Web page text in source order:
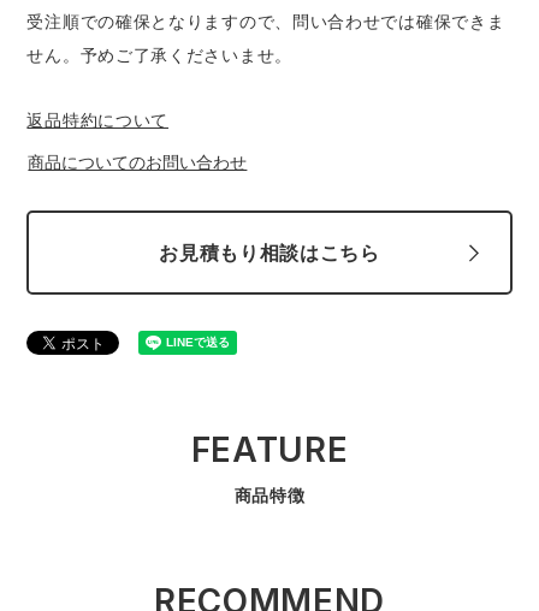
受注順での確保となりますので、問い合わせでは確保できま
せん。予めご了承くださいませ。
返品特約について
商品についてのお問い合わせ
お見積もり相談はこちら
FEATURE
商品特徴
RECOMMEND